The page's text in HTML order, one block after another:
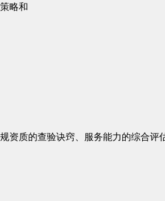
略和
质的查验诀窍、服务能力的综合